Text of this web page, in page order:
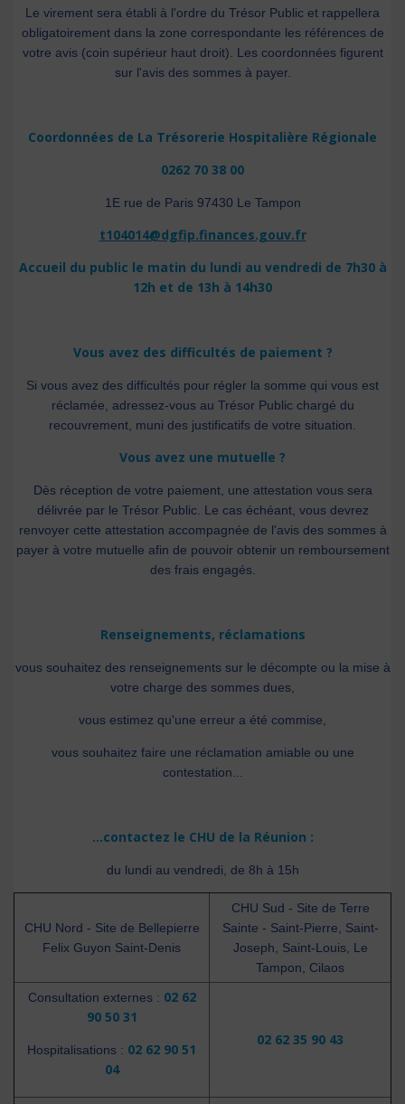
Le virement sera établi à l'ordre du Trésor Public et rappellera
obligatoirement dans la zone correspondante les références de
votre avis (coin supérieur haut droit). Les coordonnées figurent
sur l'avis des sommes à payer.
Coordonnées de La Trésorerie Hospitalière Régionale
0262 70 38 00
1E rue de Paris 97430 Le Tampon
t104014@dgfip.finances.gouv.fr
Accueil du public le matin du lundi au vendredi de 7h30 à
12h et de 13h à 14h30
Vous avez des difficultés de paiement ?
Si vous avez des difficultés pour régler la somme qui vous est
réclamée, adressez-vous au Trésor Public chargé du
recouvrement, muni des justificatifs de votre situation.
Vous avez une mutuelle ?
Dès réception de votre paiement, une attestation vous sera
délivrée par le Trésor Public. Le cas échéant, vous devrez
renvoyer cette attestation accompagnée de l'avis des sommes à
payer à votre mutuelle afin de pouvoir obtenir un remboursement
des frais engagés.
Renseignements, réclamations
vous souhaitez des renseignements sur le décompte ou la mise à
votre charge des sommes dues,
vous estimez qu'une erreur a été commise,
vous souhaitez faire une réclamation amiable ou une
contestation...
...contactez le CHU de la Réunion :
du lundi au vendredi, de 8h à 15h
CHU Nord - Site de Bellepierre
Felix Guyon Saint-Denis
CHU Sud - Site de Terre
Sainte - Saint-Pierre, Saint-
Joseph, Saint-Louis, Le
Tampon, Cilaos
Consultation externes : 02 62
90 50 31
Hospitalisations : 02 62 90 51
04
02 62 35 90 43